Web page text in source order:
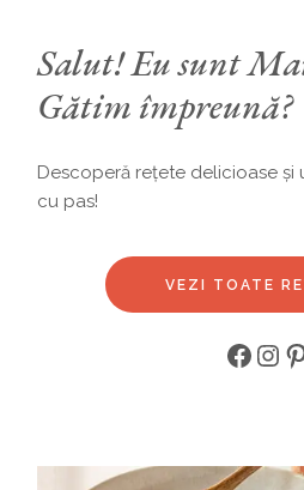
Salut! Eu sunt
Gătim împreună?
Descoperă rețete delicioase și
cu pas!
VEZI TOATE